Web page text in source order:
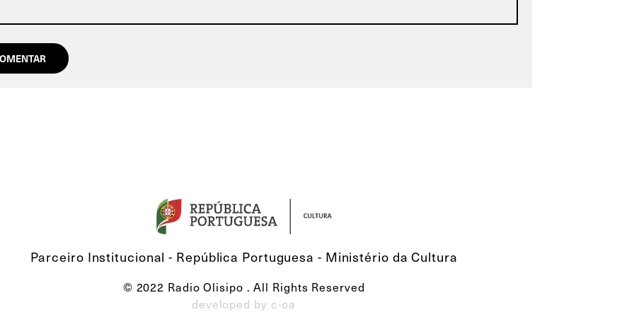
Parceiro Institucional - República Portuguesa - Ministério da Cultura
© 2022 Radio Olisipo . All Rights Reserved
developed by c-oa